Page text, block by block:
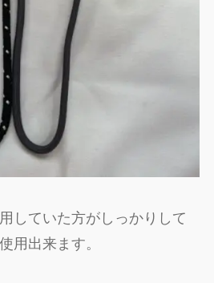
していた方がしっかりして
用出来ます。